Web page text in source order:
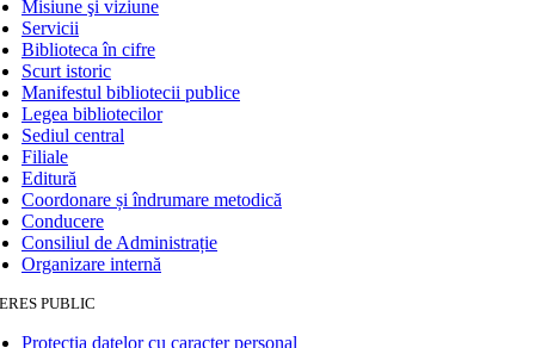
Misiune şi viziune
Servicii
Biblioteca în cifre
Scurt istoric
Manifestul bibliotecii publice
Legea bibliotecilor
Sediul central
Filiale
Editură
Coordonare și îndrumare metodică
Conducere
Consiliul de Administrație
Organizare internă
PUBLIC
Protecția datelor cu caracter personal